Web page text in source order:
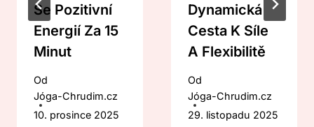
Se Pozitivní
Energií Za 15
Minut
Od
Jóga-Chrudim.cz
10. prosince 2025
Dynamická
Cesta K Síle
A Flexibilitě
Od
Jóga-Chrudim.cz
29. listopadu 2025